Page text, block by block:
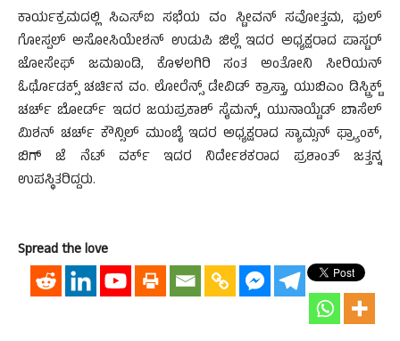
ಕಾರ್ಯಕ್ರಮದಲ್ಲಿ ಸಿಎಸ್‍ಐ ಸಭೆಯ ವಂ ಸ್ಟೀವನ್ ಸವೋತ್ತಮ, ಫುಲ್
ಗೋಸ್ಪಲ್ ಅಸೋಸಿಯೇಶನ್ ಉಡುಪಿ ಜಿಲ್ಲೆ ಇದರ ಅಧ್ಯಕ್ಷರಾದ ಪಾಸ್ಟರ್
ಜೋಸೇಫ್ ಜಮಖಂಡಿ, ಕೊಳಲಗಿರಿ ಸಂತ ಅಂತೋನಿ ಸೀರಿಯನ್
ಓರ್ಥೊಡಕ್ಸ್ ಚರ್ಚಿನ ವಂ. ಲೋರೆನ್ಸ್ ಡೇವಿಡ್ ಕ್ರಾಸ್ತಾ, ಯುಬಿಎಂ ಡಿಸ್ಟ್ರಿಕ್ಟ್
ಚರ್ಚ್ ಬೋರ್ಡ್ ಇದರ ಜಯಪ್ರಕಾಶ್ ಸೈಮನ್ಸ್, ಯುನಾಯ್ಟೆಡ್ ಬಾಸೆಲ್
ಮಿಶನ್ ಚರ್ಚ್ ಕೌನ್ಸಿಲ್ ಮುಂಬೈ ಇದರ ಅಧ್ಯಕ್ಷರಾದ ಸ್ಯಾಮ್ಸನ್ ಫ್ರ್ಯಾಂಕ್,
ಬಿಗ್ ಜೆ ನೆಟ್ ವರ್ಕ್ ಇದರ ನಿರ್ದೇಶಕರಾದ ಪ್ರಶಾಂತ್ ಜತ್ತನ್ನ
ಉಪಸ್ಥಿತರಿದ್ದರು.
Spread the love